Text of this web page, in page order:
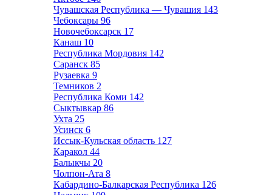
Чувашская Республика — Чувашия 143
Чебоксары 96
Новочебоксарск 17
Канаш 10
Республика Мордовия 142
Саранск 85
Рузаевка 9
Темников 2
Республика Коми 142
Сыктывкар 86
Ухта 25
Усинск 6
Иссык-Кульская область 127
Каракол 44
Балыкчы 20
Чолпон-Ата 8
Кабардино-Балкарская Республика 126